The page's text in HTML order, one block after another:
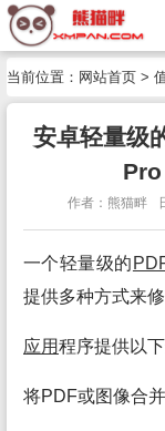
当前位置： 网站首页 >
安卓轻量级
作者：熊猫畔
一个轻量级的
提供多种方式来
应用程序提供以
将PDF或图像合